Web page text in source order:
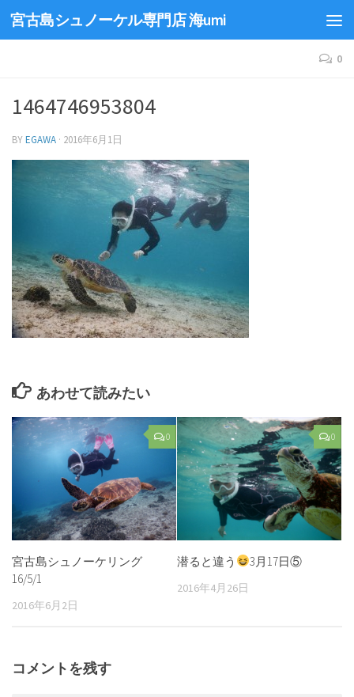
宮古島シュノーケル専門店 海umi
0
1464746953804
BYEGAWA · 2016年6月1日
あわせて読みたい
0
宮古島シュノーケリング
16/5/1
2016年6月2日
0
潜ると違う 3月17日⑤
2016年4月26日
コメントを残す